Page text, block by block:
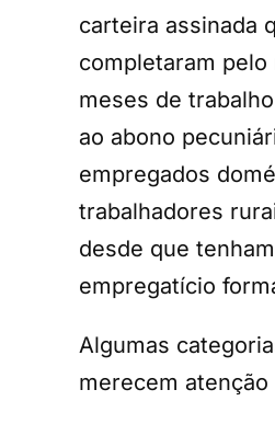
carteira assinada
completaram pelo
meses de
ao abono
empregados
trabalhadores
desde que
empregatício
Algumas
merecem atenção